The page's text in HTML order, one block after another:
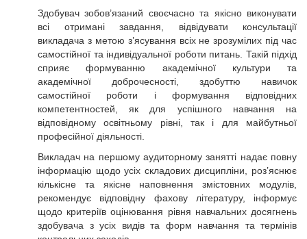
Здобувач зобов’язаний своєчасно та якісно виконувати
всі отримані завдання, відвідувати консультації
викладача з метою з’ясування всіх не зрозумілих під час
самостійної та індивідуальної роботи питань. Такій підхід
сприяє формуванню академічної культури та
академічної доброчесності, здобуттю навичок
самостійної роботи і формування відповідних
компетентностей, як для успішного навчання на
відповідному освітньому рівні, так і для майбутньої
професійної діяльності.
Викладач на першому аудиторному занятті надає повну
інформацію щодо усіх складових дисципліни, роз’яснює
кількісне та якісне наповнення змістовних модулів,
рекомендує відповідну фахову літературу, інформує
щодо критеріїв оцінювання рівня навчальних досягнень
здобувача з усіх видів та форм навчання та термінів